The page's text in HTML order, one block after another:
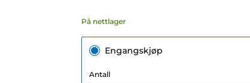
På nettlager
Engangskjøp
Antall